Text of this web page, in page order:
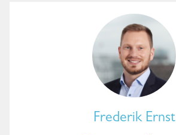
Frederik Ernst